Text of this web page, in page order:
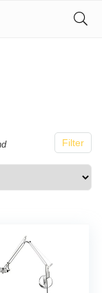
Filter